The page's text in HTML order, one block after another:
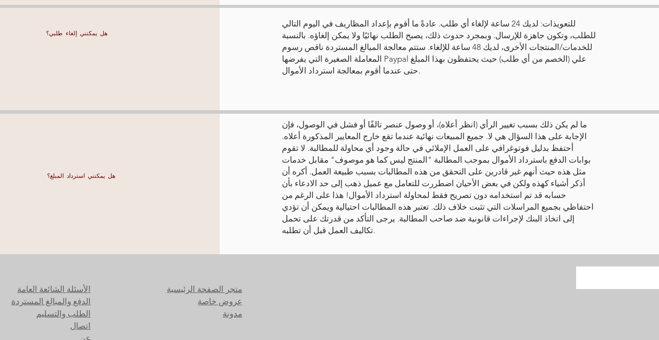
هل يمكنني إلغاء طلبي؟
للتعويذات: لديك 24 ساعة لإلغاء أي طلب. عادةً ما أقوم بإعداد المظاريف في اليوم التالي
للطلب، وتكون جاهزة للإرسال. وبمجرد حدوث ذلك، يصبح الطلب نهائيًا ولا يمكن إلغاؤه. بالنسبة
للخدمات/المنتجات الأخرى، لديك 48 ساعة للإلغاء. ستتم معالجة المبالغ المستردة ناقص رسوم
المعاملة الصغيرة التي يفرضها Paypal علي (الخصم من أي طلب) حيث يحتفظون بهذا المبلغ
حتى عندما أقوم بمعالجة استرداد الأموال.
هل يمكنني استرداد المبلغ؟
ما لم يكن ذلك بسبب تغيير الرأي (انظر أعلاه)، أو وصول عنصر تالفًا أو فشل في الوصول، فإن
الإجابة على هذا السؤال هي لا. جميع المبيعات نهائية عندما تقع خارج المعايير المذكورة أعلاه.
أحتفظ بدليل فوتوغرافي على العمل الإملائي في حالة وجود أي محاولة للمطالبة. لا تقوم
بوابات الدفع باسترداد الأموال بموجب المطالبة "المنتج ليس كما هو موصوف" مقابل خدمات
مثل هذه حيث أنهم غير قادرين على التحقق من هذه المطالبات بسبب طبيعة العمل. أكره أن
أذكر أشياء كهذه ولكن في بعض الأحيان اضطررت للتعامل مع عميل ذهب إلى حد الادعاء بأن
حسابه قد تم استخدامه دون تصريح فقط لمحاولة استرداد الأموال! هذا على الرغم من
احتفاظي بجميع المراسلات التي تثبت خلاف ذلك. تعتبر هذه المطالبات احتيالية ويمكن أن تؤدي
إلى اتخاذ البنك لإجراءات قانونية ضد صاحب المطالبة. يرجى التأكد من قدرتك على تحمل
تكاليف العمل قبل أن تطلبه.
الأسئلة الشائعة العامة
الدفع والمبالغ المستردة
الطلب والتسليم
اتصال
متجر الصفحة الرئيسية
عروض خاصة
مدونة